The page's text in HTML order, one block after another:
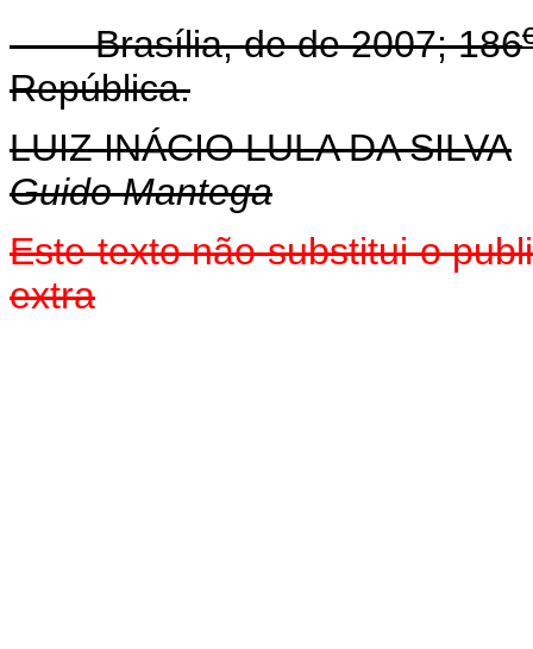
Brasília, de de 2007; 186
República.
LUIZ INÁCIO LULA DA SILVA
Guido Mantega
Este texto não substitui o
extra